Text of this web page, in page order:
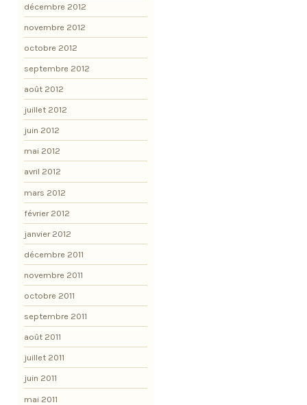
décembre 2012
novembre 2012
octobre 2012
septembre 2012
août 2012
juillet 2012
juin 2012
mai 2012
avril 2012
mars 2012
février 2012
janvier 2012
décembre 2011
novembre 2011
octobre 2011
septembre 2011
août 2011
juillet 2011
juin 2011
mai 2011